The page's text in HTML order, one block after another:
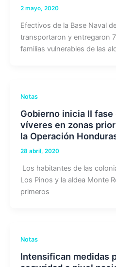
2 mayo, 2020
Efectivos de la Base Naval
transportaron y entregaron
familias vulnerables de las
Notas
Gobierno inicia II
víveres en zonas
la Operación
28 abril, 2020
Los habitantes de las
Los Pinos y la aldea Monte
primeros
Notas
Intensifican medidas